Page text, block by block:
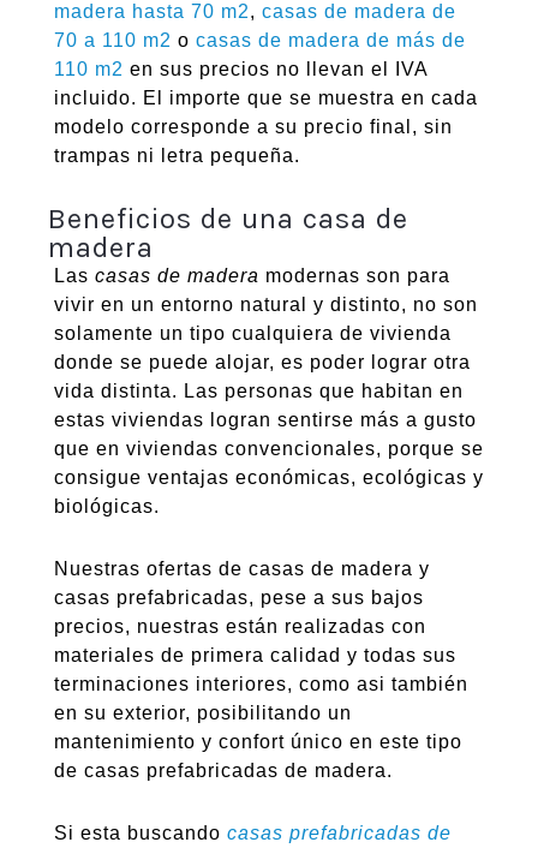
madera hasta 70 m2, casas de madera de
70 a 110 m2 o casas de madera de más de
110 m2 en sus precios no llevan el IVA
incluido. El importe que se muestra en cada
modelo corresponde a su precio final, sin
trampas ni letra pequeña.
Beneficios de una casa de
madera
Las casas de madera modernas son para
vivir en un entorno natural y distinto, no son
solamente un tipo cualquiera de vivienda
donde se puede alojar, es poder lograr otra
vida distinta. Las personas que habitan en
estas viviendas logran sentirse más a gusto
que en viviendas convencionales, porque se
consigue ventajas económicas, ecológicas y
biológicas.
Nuestras ofertas de casas de madera y
casas prefabricadas, pese a sus bajos
precios, nuestras están realizadas con
materiales de primera calidad y todas sus
terminaciones interiores, como asi también
en su exterior, posibilitando un
mantenimiento y confort único en este tipo
de casas prefabricadas de madera.
Si esta buscando casas prefabricadas de